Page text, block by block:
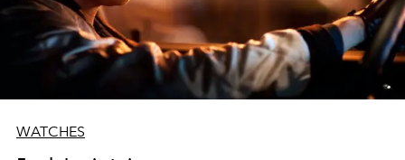
WATCHES